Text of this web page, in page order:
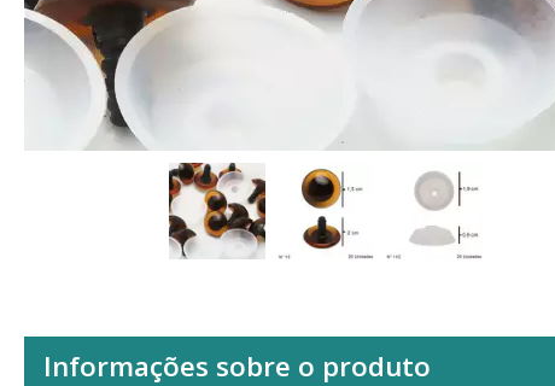
Informações sobre o produto